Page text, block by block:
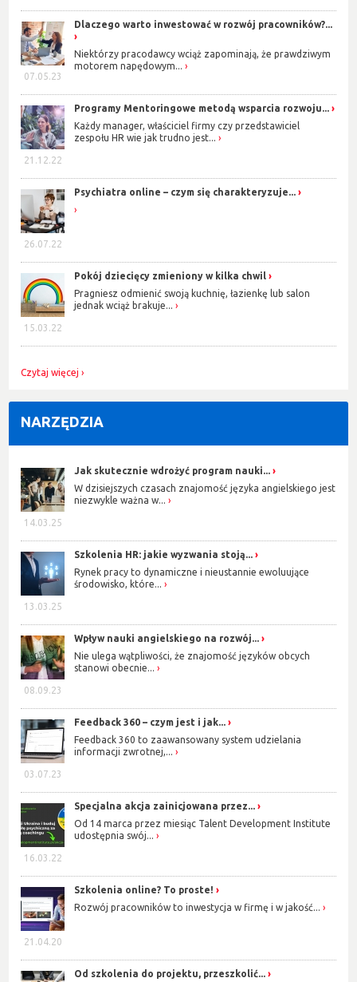
07.05.23
Dlaczego warto inwestować w rozwój pracowników?...
Niektórzy pracodawcy wciąż zapominają, że prawdziwym
motorem napędowym...
21.12.22
Programy Mentoringowe metodą wsparcia rozwoju...
Każdy manager, właściciel firmy czy przedstawiciel
zespołu HR wie jak trudno jest...
26.07.22
Psychiatra online – czym się charakteryzuje...
15.03.22
Pokój dziecięcy zmieniony w kilka chwil
Pragniesz odmienić swoją kuchnię, łazienkę lub salon
jednak wciąż brakuje...
Czytaj więcej
NARZĘDZIA
14.03.25
Jak skutecznie wdrożyć program nauki...
W dzisiejszych czasach znajomość języka angielskiego jest
niezwykle ważna w...
13.03.25
Szkolenia HR: jakie wyzwania stoją...
Rynek pracy to dynamiczne i nieustannie ewoluujące
środowisko, które...
08.09.23
Wpływ nauki angielskiego na rozwój...
Nie ulega wątpliwości, że znajomość języków obcych
stanowi obecnie...
03.07.23
Feedback 360 – czym jest i jak...
Feedback 360 to zaawansowany system udzielania
informacji zwrotnej,...
16.03.22
Specjalna akcja zainicjowana przez...
Od 14 marca przez miesiąc Talent Development Institute
udostępnia swój...
21.04.20
Szkolenia online? To proste!
Rozwój pracowników to inwestycja w firmę i w jakość...
Od szkolenia do projektu, przeszkolić...